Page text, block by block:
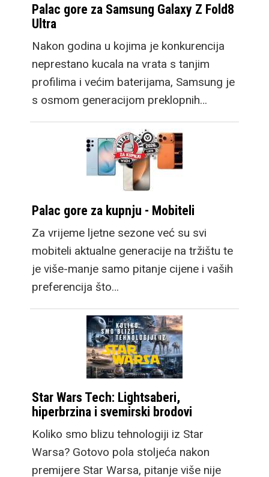
Palac gore za Samsung Galaxy Z Fold8
Ultra
Nakon godina u kojima je konkurencija
neprestano kucala na vrata s tanjim
profilima i većim baterijama, Samsung je
s osmom generacijom preklopnih…
Palac gore za kupnju - Mobiteli
Za vrijeme ljetne sezone već su svi
mobiteli aktualne generacije na tržištu te
je više-manje samo pitanje cijene i vaših
preferencija što…
Star Wars Tech: Lightsaberi,
hiperbrzina i svemirski brodovi
Koliko smo blizu tehnologiji iz Star
Warsa? Gotovo pola stoljeća nakon
premijere Star Warsa, pitanje više nije